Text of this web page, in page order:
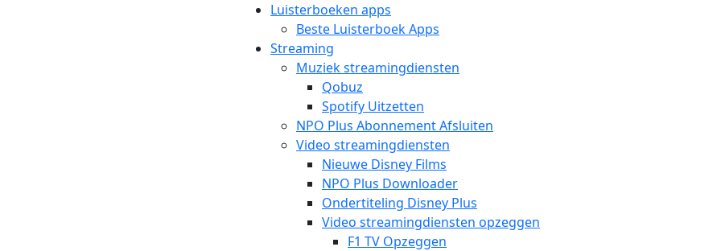
Luisterboeken apps
Beste Luisterboek Apps
Streaming
Muziek streamingdiensten
Qobuz
Spotify Uitzetten
NPO Plus Abonnement Afsluiten
Video streamingdiensten
Nieuwe Disney Films
NPO Plus Downloader
Ondertiteling Disney Plus
Video streamingdiensten opzeggen
F1 TV Opzeggen